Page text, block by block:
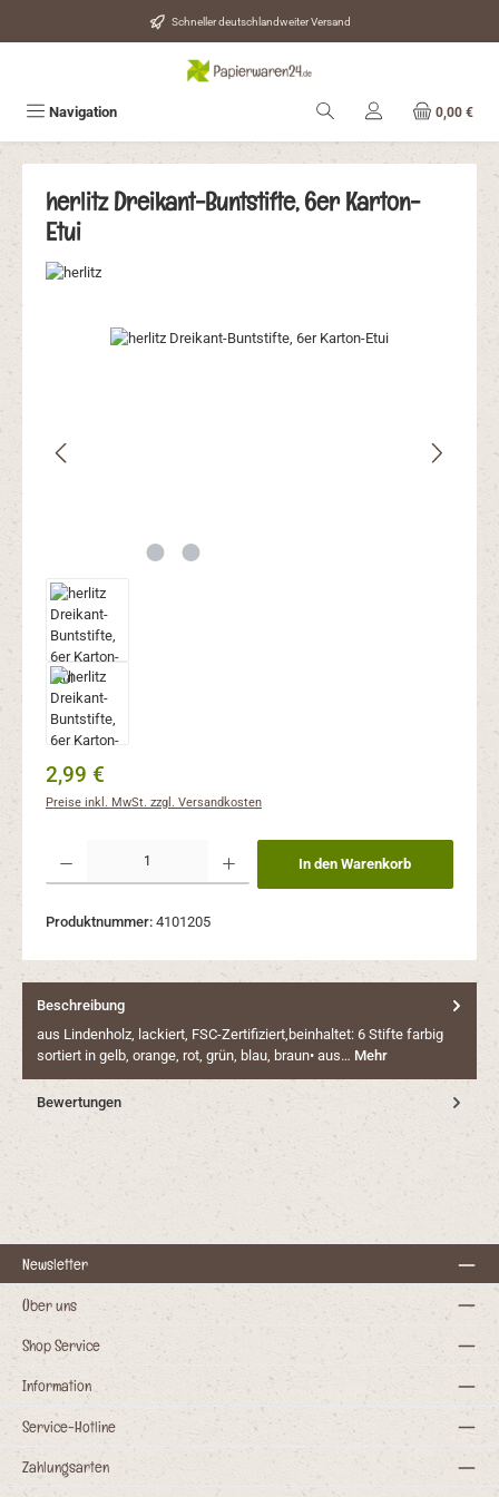
Zum Hauptinhalt springen Schneller deutschlandweiter Versand
Navigation 0,00 €
herlitz Dreikant-Buntstifte, 6er Karton-
Etui
Bildergalerie überspringen
Regulärer Preis:
2,99 €
Preise inkl. MwSt. zzgl. Versandkosten
In den Warenkorb
Produktnummer: 4101205
Beschreibung
aus Lindenholz, lackiert, FSC-Zertifiziert,beinhaltet: 6 Stifte farbig
sortiert in gelb, orange, rot, grün, blau, braun• aus… Mehr
Bewertungen
Newsletter
Über uns
Shop Service
Information
Service-Hotline
Zahlungsarten